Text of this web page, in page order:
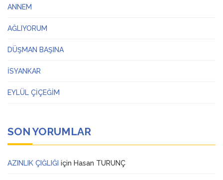
ANNEM
AĞLIYORUM
DÜŞMAN BAŞINA
İSYANKAR
EYLÜL ÇİÇEĞİM
SON YORUMLAR
AZINLIK ÇIĞLIĞI için Hasan TURUNÇ